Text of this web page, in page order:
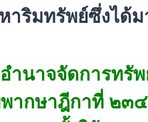
าริมทรัพย์ซึ่งได้ม
ำนาจจัดการทรั
ากษาฎีกาที่ ๒๓